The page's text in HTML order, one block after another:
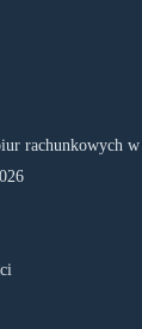
rachunkowych w